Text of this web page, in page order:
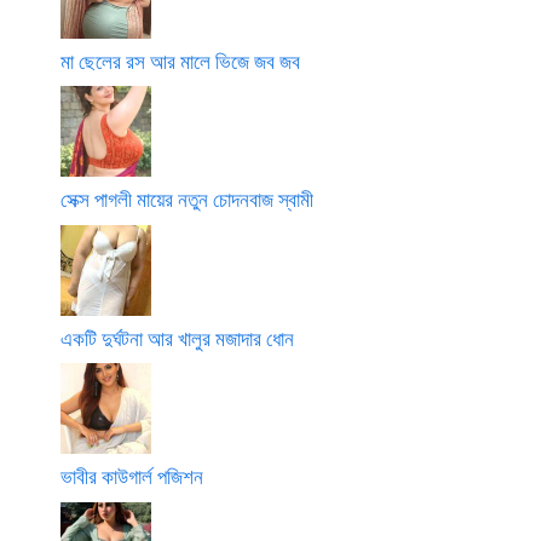
মা ছেলের রস আর মালে ভিজে জব জব
সেক্স পাগলী মায়ের নতুন চোদনবাজ স্বামী
একটি দুর্ঘটনা আর খালুর মজাদার ধোন
ভাবীর কাউগার্ল পজিশন